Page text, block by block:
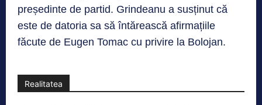
președinte de partid. Grindeanu a susținut că
este de datoria sa să întărească afirmațiile
făcute de Eugen Tomac cu privire la Bolojan.
Realitatea